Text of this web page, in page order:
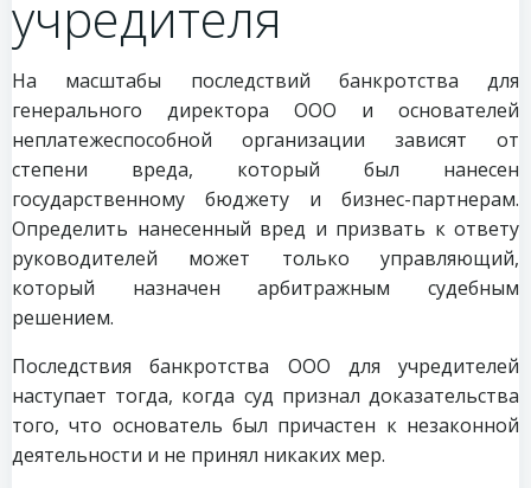
учредителя
На масштабы последствий банкротства для
генерального директора ООО и основателей
неплатежеспособной организации зависят от
степени вреда, который был нанесен
государственному бюджету и бизнес-партнерам.
Определить нанесенный вред и призвать к ответу
руководителей может только управляющий,
который назначен арбитражным судебным
решением.
Последствия банкротства ООО для учредителей
наступает тогда, когда суд признал доказательства
того, что основатель был причастен к незаконной
деятельности и не принял никаких мер.